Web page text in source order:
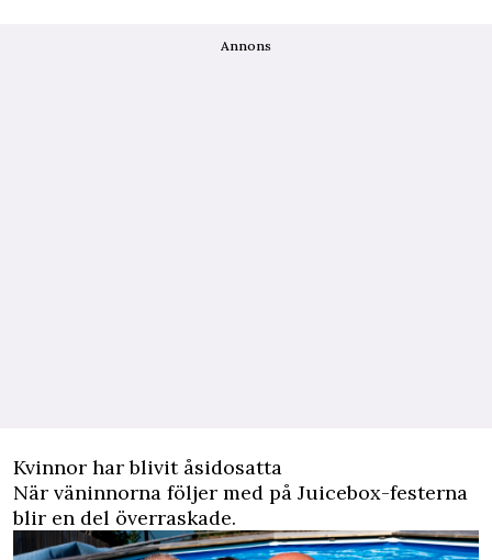
Annons
Kvinnor har blivit åsidosatta
När väninnorna följer med på Juicebox-festerna
blir en del överraskade.